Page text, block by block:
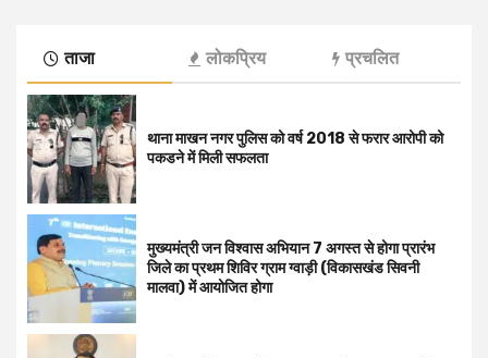
ताजा लोकप्रिय प्रचलित
थाना माखन नगर पुलिस को वर्ष 2018 से फरार आरोपी को
पकडने में मिली सफलता
मुख्यमंत्री जन विश्वास अभियान 7 अगस्त से होगा प्रारंभ
जिले का प्रथम शिविर ग्राम ग्वाड़ी (विकासखंड सिवनी
मालवा) में आयोजित होगा